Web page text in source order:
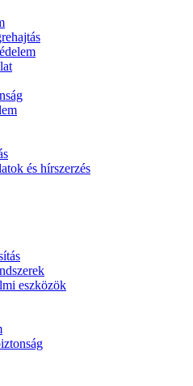
és hírszerzés
eszközök